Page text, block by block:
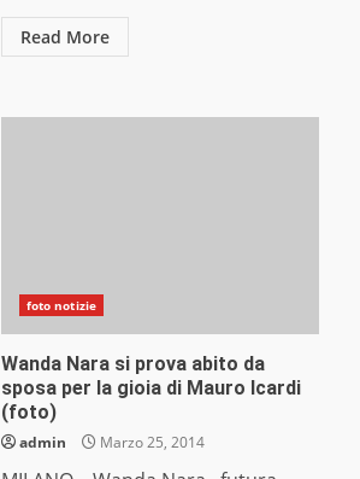
Read More
foto notizie
Wanda Nara si prova abito da
sposa per la gioia di Mauro Icardi
(foto)
admin Marzo 25, 2014